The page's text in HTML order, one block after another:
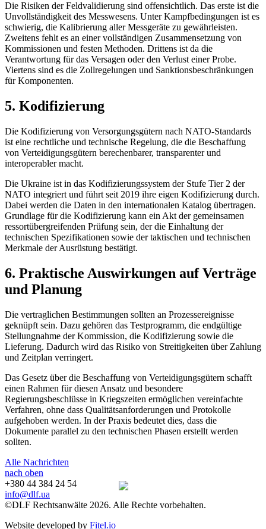
Die Risiken der Feldvalidierung sind offensichtlich. Das erste ist die
Unvollständigkeit des Messwesens. Unter Kampfbedingungen ist es
schwierig, die Kalibrierung aller Messgeräte zu gewährleisten.
Zweitens fehlt es an einer vollständigen Zusammensetzung von
Kommissionen und festen Methoden. Drittens ist da die
Verantwortung für das Versagen oder den Verlust einer Probe.
Viertens sind es die Zollregelungen und Sanktionsbeschränkungen
für Komponenten.
5. Kodifizierung
Die Kodifizierung von Versorgungsgütern nach NATO-Standards
ist eine rechtliche und technische Regelung, die die Beschaffung
von Verteidigungsgütern berechenbarer, transparenter und
interoperabler macht.
Die Ukraine ist in das Kodifizierungssystem der Stufe Tier 2 der
NATO integriert und führt seit 2019 ihre eigen Kodifizierung durch.
Dabei werden die Daten in den internationalen Katalog übertragen.
Grundlage für die Kodifizierung kann ein Akt der gemeinsamen
ressortübergreifenden Prüfung sein, der die Einhaltung der
technischen Spezifikationen sowie der taktischen und technischen
Merkmale der Ausrüstung bestätigt.
6. Praktische Auswirkungen auf Verträge
und Planung
Die vertraglichen Bestimmungen sollten an Prozessereignisse
geknüpft sein. Dazu gehören das Testprogramm, die endgültige
Stellungnahme der Kommission, die Kodifizierung sowie die
Lieferung. Dadurch wird das Risiko von Streitigkeiten über Zahlung
und Zeitplan verringert.
Das Gesetz über die Beschaffung von Verteidigungsgütern schafft
einen Rahmen für diesen Ansatz und besondere
Regierungsbeschlüsse in Kriegszeiten ermöglichen vereinfachte
Verfahren, ohne dass Qualitätsanforderungen und Protokolle
aufgehoben werden. In der Praxis bedeutet dies, dass die
Dokumente parallel zu den technischen Phasen erstellt werden
sollten.
Alle Nachrichten
nach oben
+380 44 384 24 54
info@dlf.ua
©DLF Rechtsanwälte 2026. Alle Rechte vorbehalten.
Website developed by Fitel.io